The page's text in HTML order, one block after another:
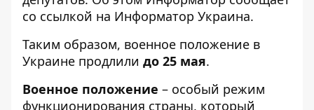
со ссылкой на Информатор Украина.
Таким образом, военное положение в
Украине продлили до 25 мая.
Военное положение – особый режим
функционирования страны, который